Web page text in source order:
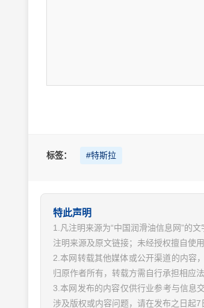
标签： #特斯拉
特此声明
1.凡注明来源为“中国润滑油信息网”的
注明来源及原文链接；未经授权擅自使
2.本网转载其他媒体或公开渠道的内容
归原作者所有，转载方需自行承担相应法
3.本网发布的内容仅供行业参考与信息
涉及版权或内容问题，请在发布之日起7